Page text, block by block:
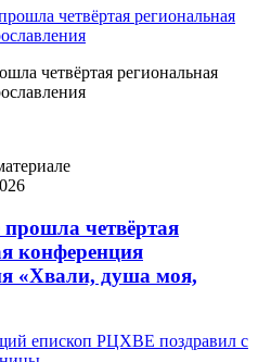
четвёртая региональная
четвёртая
конференция
«Хвали, душа моя,